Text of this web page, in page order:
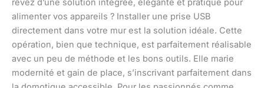
rêvez d’une solution intégrée, élégante et pratique pour
alimenter vos appareils ? Installer une prise USB
directement dans votre mur est la solution idéale. Cette
opération, bien que technique, est parfaitement réalisable
avec un peu de méthode et les bons outils. Elle marie
modernité et gain de place, s’inscrivant parfaitement dans